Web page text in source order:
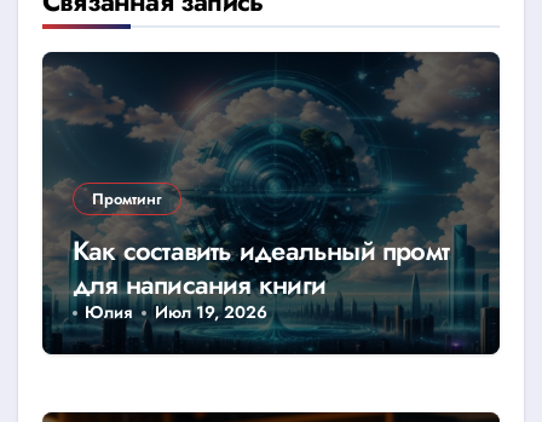
Промтинг
Как составить идеальный промт
для написания книги
Юлия Июл 19, 2026